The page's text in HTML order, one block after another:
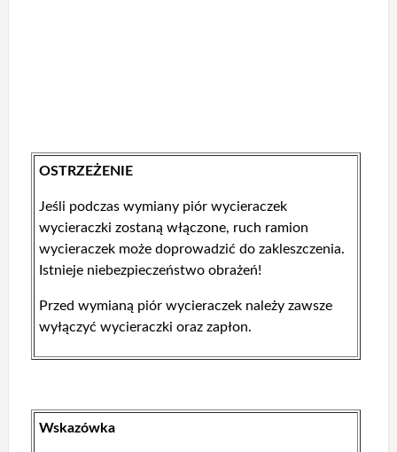
OSTRZEŻENIE
Jeśli podczas wymiany piór wycieraczek
wycieraczki zostaną włączone, ruch ramion
wycieraczek może doprowadzić do zakleszczenia.
Istnieje niebezpieczeństwo obrażeń!
Przed wymianą piór wycieraczek należy zawsze
wyłączyć wycieraczki oraz zapłon.
Wskazówka